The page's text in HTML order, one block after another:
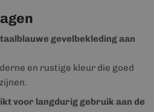
gevelbekleding aan
en rustige kleur die goed
voor langdurig gebruik aan de